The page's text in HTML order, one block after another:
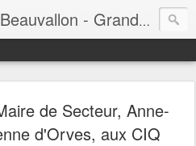
Le CIQ Baumettes - Beauvallon - Grandval - Seigneurie - Valmont - Vert-Plan
de Secteur, Anne-
d'Orves, aux CIQ